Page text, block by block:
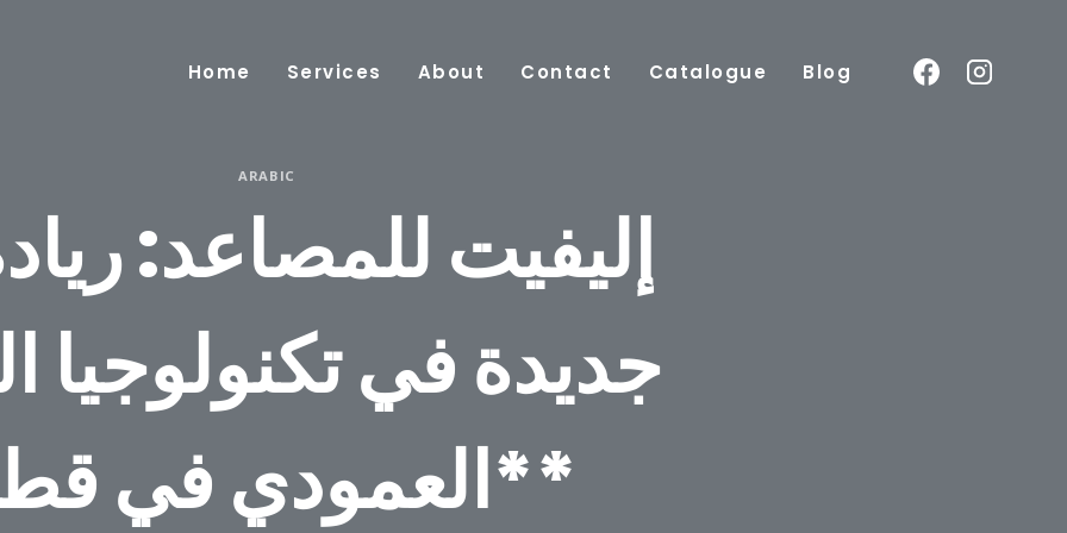
Home Services About Contact Catalogue Blog
ARABIC
جديدة في تكنولوجيا
العمودي في قطر**